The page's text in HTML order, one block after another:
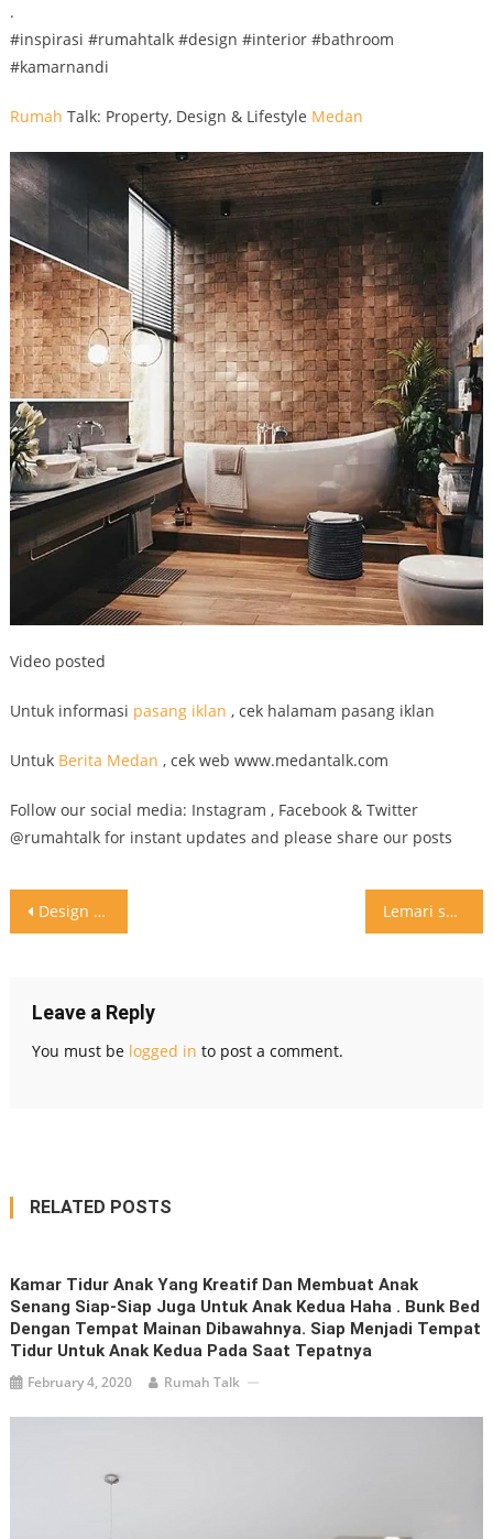
.
#inspirasi #rumahtalk #design #interior #bathroom
#kamarnandi
Rumah Talk: Property, Design & Lifestyle Medan
Video posted
Untuk informasi pasang iklan , cek halamam pasang iklan
Untuk Berita Medan , cek web www.medantalk.com
Follow our social media: Instagram , Facebook & Twitter
@rumahtalk for instant updates and please share our posts
Post
Design kamar mandi modern dengan cermin dan karpet bulat Lemari sembunyi sebagai inspirasi
Leave a Reply
You must be logged in to post a comment.
RELATED POSTS
Kamar Tidur Anak Yang Kreatif Dan Membuat Anak
Senang Siap-Siap Juga Untuk Anak Kedua Haha . Bunk Bed
Dengan Tempat Mainan Dibawahnya. Siap Menjadi Tempat
Tidur Untuk Anak Kedua Pada Saat Tepatnya
February 4, 2020 Rumah Talk